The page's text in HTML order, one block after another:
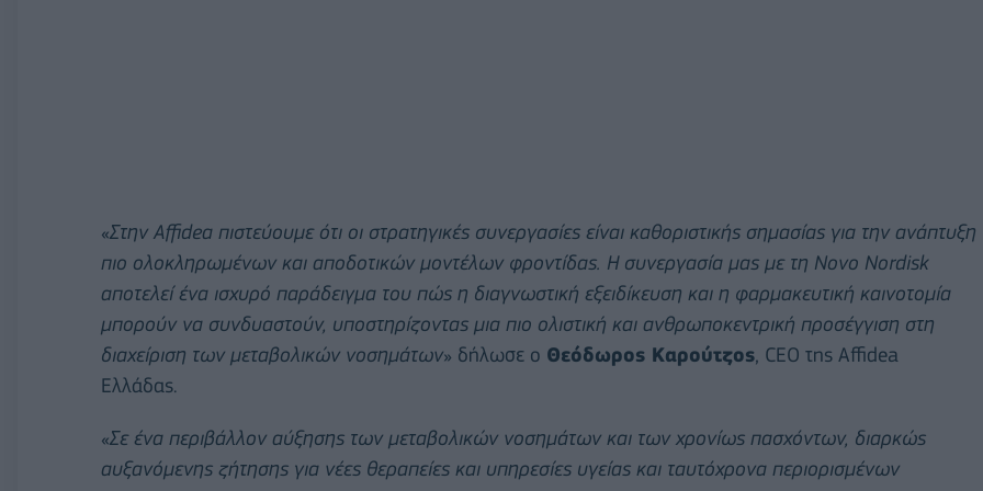
«Στην Affidea πιστεύουμε ότι οι στρατηγικές συνεργασίες είναι καθοριστικής σημασίας για την ανάπτυξη
πιο ολοκληρωμένων και αποδοτικών μοντέλων φροντίδας. Η συνεργασία μας με τη Novo Nordisk
αποτελεί ένα ισχυρό παράδειγμα του πώς η διαγνωστική εξειδίκευση και η φαρμακευτική καινοτομία
μπορούν να συνδυαστούν, υποστηρίζοντας μια πιο ολιστική και ανθρωποκεντρική προσέγγιση στη
διαχείριση των μεταβολικών νοσημάτων» δήλωσε ο Θεόδωρος Καρούτζος, CEO της Affidea
Ελλάδας.
«Σε ένα περιβάλλον αύξησης των μεταβολικών νοσημάτων και των χρονίως πασχόντων, διαρκώς
αυξανόμενης ζήτησης για νέες θεραπείες και υπηρεσίες υγείας και ταυτόχρονα περιορισμένων